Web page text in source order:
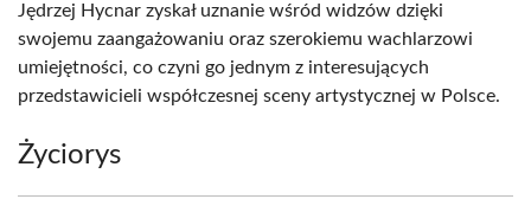
Jędrzej Hycnar zyskał uznanie wśród widzów dzięki
swojemu zaangażowaniu oraz szerokiemu wachlarzowi
umiejętności, co czyni go jednym z interesujących
przedstawicieli współczesnej sceny artystycznej w Polsce.
Życiorys